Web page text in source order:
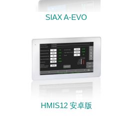
SIAX A-EVO
HMIS12 安卓版